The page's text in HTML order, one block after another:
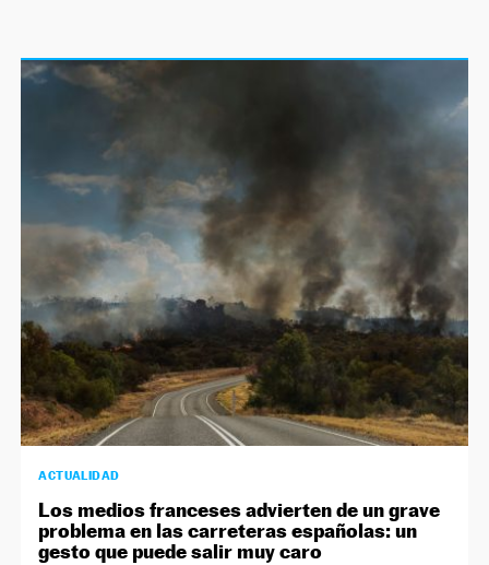
ACTUALIDAD
Los medios franceses advierten de un grave
problema en las carreteras españolas: un
gesto que puede salir muy caro